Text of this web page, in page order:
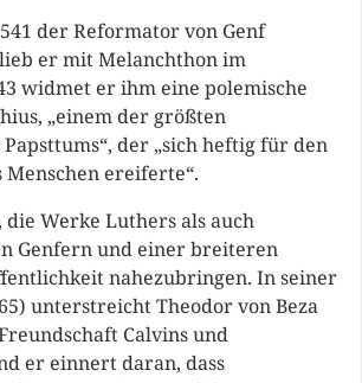
der Reformator von Genf
er mit Melanchthon im
widmet er ihm eine polemische
„einem der größten
der „sich heftig für den
ereiferte“.
die Werke Luthers als auch
Genfern und einer breiteren
nahezubringen. In seiner
unterstreicht Theodor von Beza
Calvins und
er einnert daran, dass